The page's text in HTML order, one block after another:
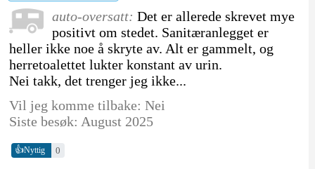
auto-oversatt: Det er allerede skrevet mye
positivt om stedet. Sanitæranlegget er
heller ikke noe å skryte av. Alt er gammelt, og
herretoalettet lukter konstant av urin.
Nei takk, det trenger jeg ikke...
Vil jeg komme tilbake: Nei
Siste besøk: August 2025
👍Nyttig 0